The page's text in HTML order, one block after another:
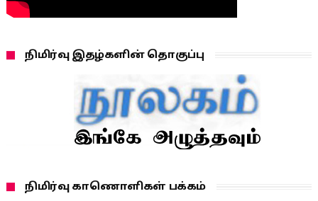
நிமிர்வு இதழ்களின் தொகுப்பு
நிமிர்வு காணொளிகள் பக்கம்